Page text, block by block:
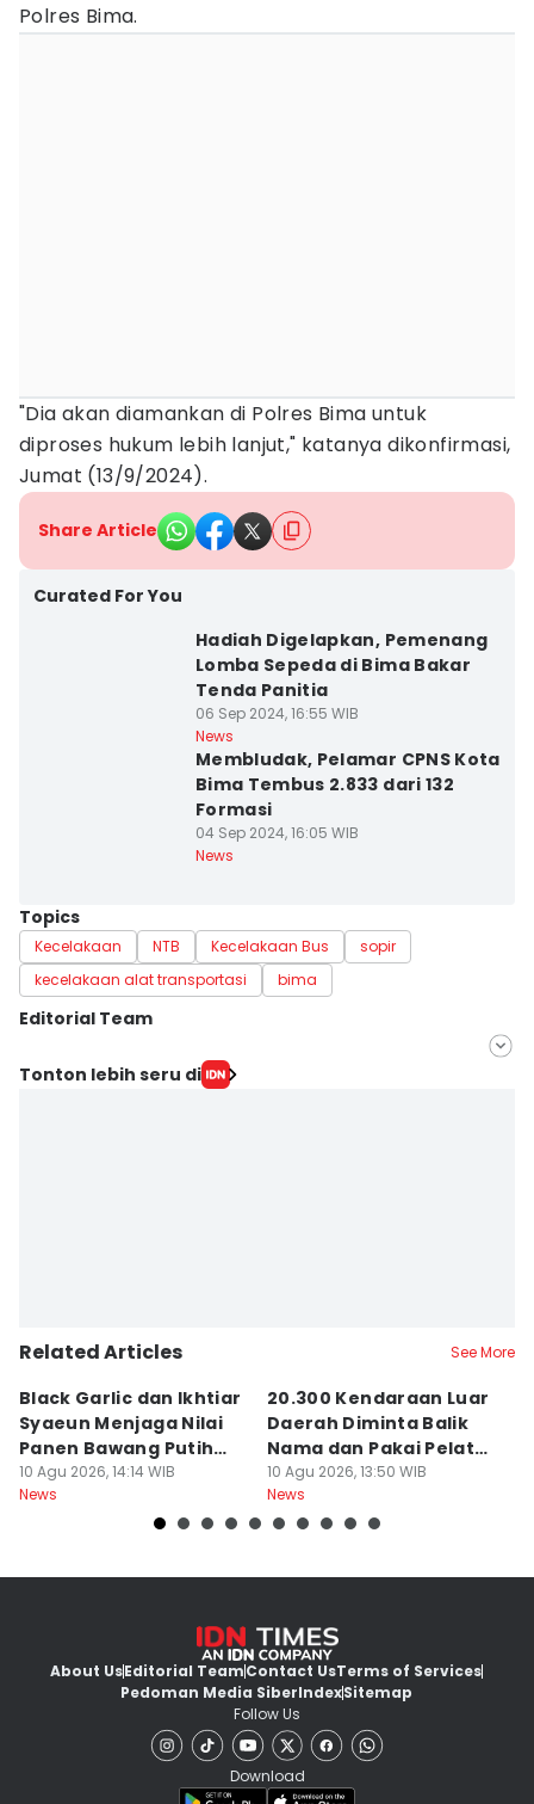
Polres Bima.
"Dia akan diamankan di Polres Bima untuk
diproses hukum lebih lanjut," katanya dikonfirmasi,
Jumat (13/9/2024).
Share Article
Curated For You
Hadiah Digelapkan, Pemenang
Lomba Sepeda di Bima Bakar
Tenda Panitia
06 Sep 2024, 16:55 WIB
News
Membludak, Pelamar CPNS Kota
Bima Tembus 2.833 dari 132
Formasi
04 Sep 2024, 16:05 WIB
News
Topics
Kecelakaan NTB Kecelakaan Bus
sopir
kecelakaan alat transportasi
bima
Editorial Team
Editor
Tonton lebih seru di
Related Articles See More
Black Garlic dan Ikhtiar
Syaeun Menjaga Nilai
Panen Bawang Putih
Sembalun
10 Agu 2026, 14:14 WIB
News
20.300 Kendaraan Luar
Daerah Diminta Balik
Nama dan Pakai Pelat
NTB
10 Agu 2026, 13:50 WIB
News
About UsEditorial TeamContact UsTerms of Services
Pedoman Media SiberIndexSitemap
Follow Us
Download